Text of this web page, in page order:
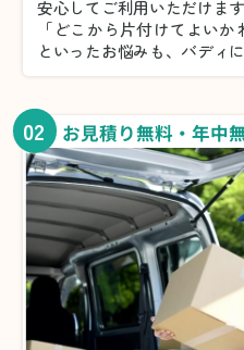
安心してご利用いただけます
「どこから片付けてよいか
といったお悩みも、バディ
02 お見積り無料・年中